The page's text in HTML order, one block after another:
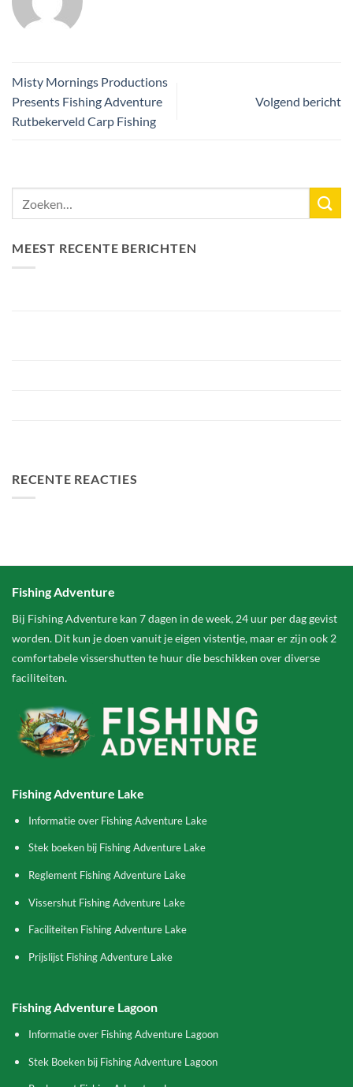
Misty Mornings Productions
Presents Fishing Adventure
Rutbekerveld Carp Fishing
Volgend bericht
MEEST RECENTE BERICHTEN
RECENTE REACTIES
Fishing Adventure
Bij Fishing Adventure kan 7 dagen in de week, 24 uur per dag gevist
worden. Dit kun je doen vanuit je eigen vistentje, maar er zijn ook 2
comfortabele vissershutten te huur die beschikken over diverse
faciliteiten.
Fishing Adventure Lake
Informatie over Fishing Adventure Lake
Stek boeken bij Fishing Adventure Lake
Reglement Fishing Adventure Lake
Vissershut Fishing Adventure Lake
Faciliteiten Fishing Adventure Lake
Prijslijst Fishing Adventure Lake
Fishing Adventure Lagoon
Informatie over Fishing Adventure Lagoon
Stek Boeken bij Fishing Adventure Lagoon